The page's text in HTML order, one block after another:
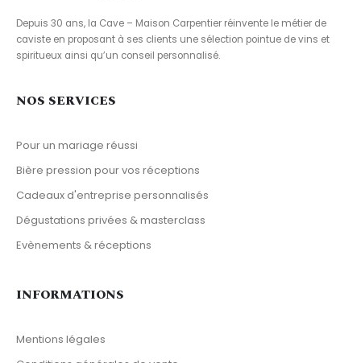
Depuis 30 ans, la Cave – Maison Carpentier réinvente le métier de
caviste en proposant à ses clients une sélection pointue de vins et
spiritueux ainsi qu’un conseil personnalisé.
NOS SERVICES
Pour un mariage réussi
Bière pression pour vos réceptions
Cadeaux d'entreprise personnalisés
Dégustations privées & masterclass
Evènements & réceptions
INFORMATIONS
Mentions légales